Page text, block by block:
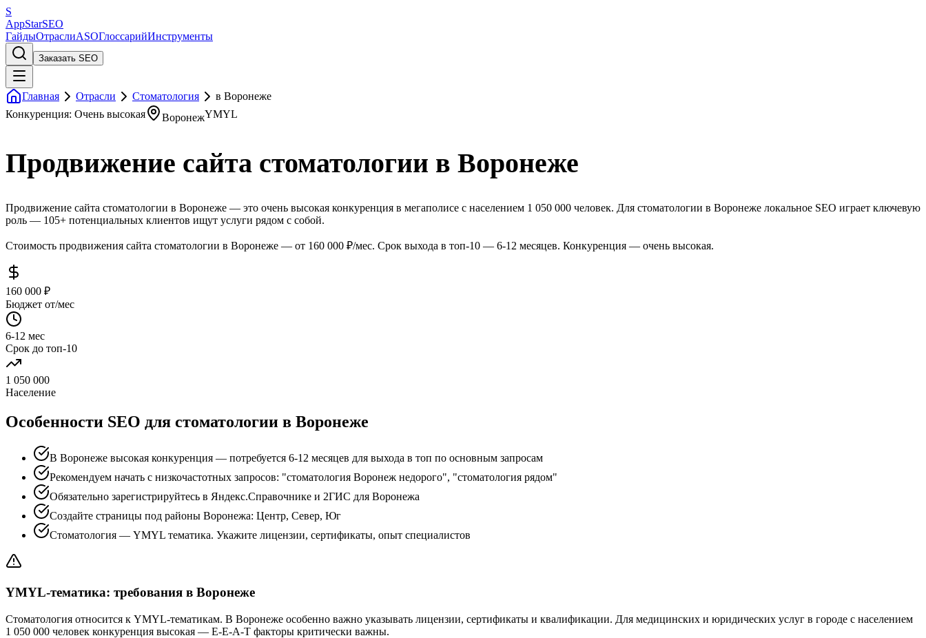
S
AppStarSEO
ГайдыОтраслиASOГлоссарийИнструменты
Заказать SEO
Главная Отрасли Стоматология
в Воронеже
Конкуренция: Очень высокая
ВоронежYMYL
Продвижение сайта стоматологии в Воронеже
Продвижение сайта стоматологии в Воронеже — это очень высокая конкуренция в мегаполисе с населением 1 050 000 человек. Для стоматологии в Воронеже локальное SEO играет ключевую
роль — 105+ потенциальных клиентов ищут услуги рядом с собой.
Стоимость продвижения сайта стоматологии в Воронеже — от 160 000 ₽/мес. Срок выхода в топ-10 — 6-12 месяцев. Конкуренция — очень высокая.
160 000 ₽
Бюджет от/мес
6-12 мес
Срок до топ-10
1 050 000
Население
Особенности SEO для стоматологии в Воронеже
В Воронеже высокая конкуренция — потребуется 6-12 месяцев для выхода в топ по основным запросам
Рекомендуем начать с низкочастотных запросов: "стоматология Воронеж недорого", "стоматология рядом"
Обязательно зарегистрируйтесь в Яндекс.Справочнике и 2ГИС для Воронежа
Создайте страницы под районы Воронежа: Центр, Север, Юг
Стоматология — YMYL тематика. Укажите лицензии, сертификаты, опыт специалистов
YMYL-тематика: требования в Воронеже
Стоматология относится к YMYL-тематикам. В Воронеже особенно важно указывать лицензии, сертификаты и квалификации. Для медицинских и юридических услуг в городе с населением
1 050 000 человек конкуренция высокая — E-E-A-T факторы критически важны.